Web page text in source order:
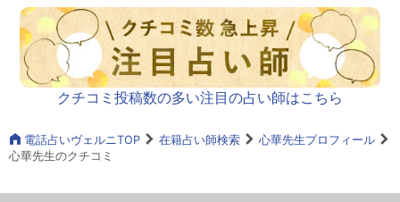
クチコミ投稿数の多い注目の占い師はこちら
電話占いヴェルニTOP 在籍占い師検索
心華先生プロフィール
心華先生のクチコミ